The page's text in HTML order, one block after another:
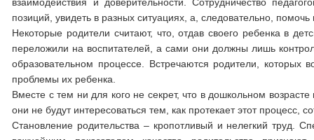
позиций, увидеть в разных ситуациях, а, следовательно,
Некоторые родители считают, что, отдав своего ребенка в
переложили на воспитателей, а сами они должны лишь
образовательном процессе. Встречаются родители,
проблемы их ребенка.
Вместе с тем ни для кого не секрет, что в дошкольном
они не будут интересоваться тем, как протекает этот процесс,
Становление родительства – кропотливый и нелегкий труд.